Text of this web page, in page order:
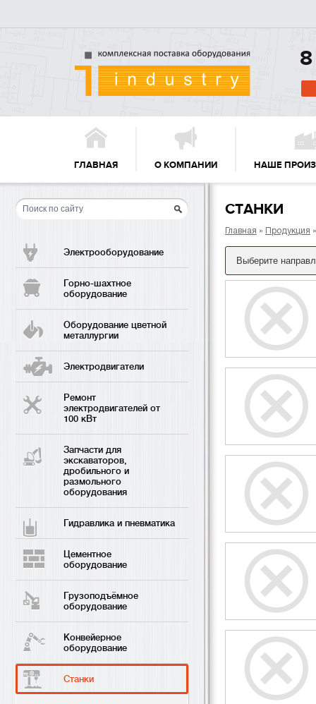
ГЛАВНАЯ О КОМПАНИИ НАШЕ
Электрооборудование
Горно-шахтное
оборудование
Оборудование цветной
металлургии
Электродвигатели
Ремонт
электродвигателей от
100 кВт
Запчасти для
экскаваторов,
дробильного и
размольного
оборудования
Гидравлика и пневматика
Цементное
оборудование
Грузоподъёмное
оборудование
Конвейерное
оборудование
Станки
СТАНКИ
Главная » Продукция